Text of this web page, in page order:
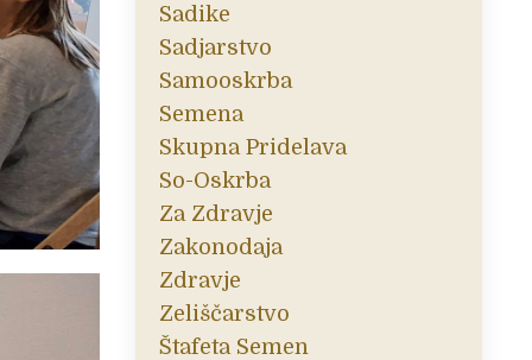
Sadike
Sadjarstvo
Samooskrba
Semena
Skupna Pridelava
So-Oskrba
Za Zdravje
Zakonodaja
Zdravje
Zeliščarstvo
Štafeta Semen